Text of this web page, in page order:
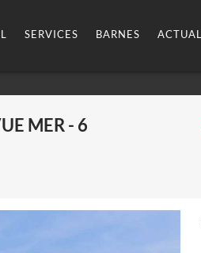
SERVICES BARNES
MER - 6